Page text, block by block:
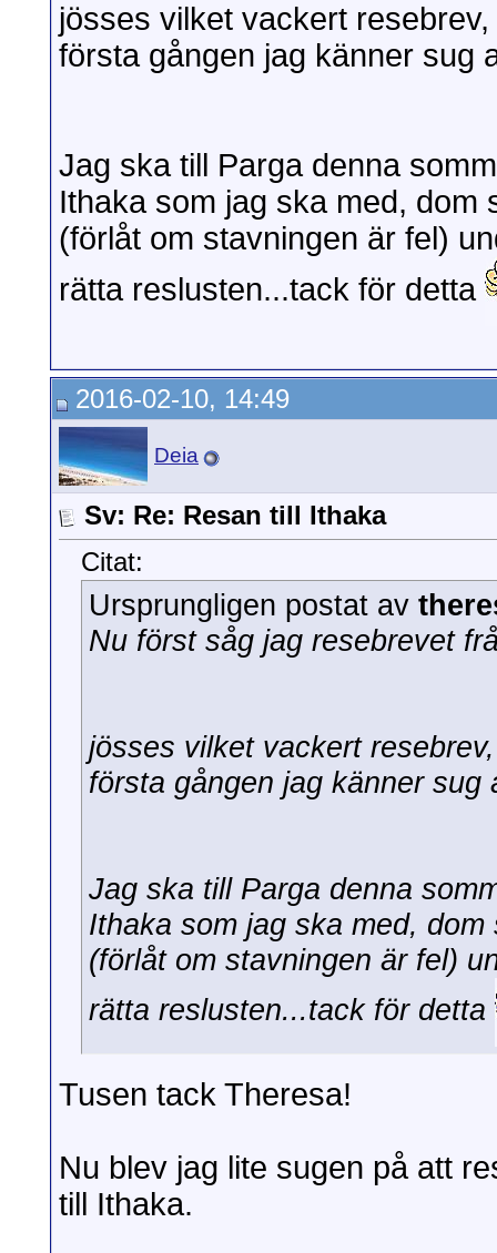
jösses vilket vackert
första gången jag känner sug
Jag ska till Parga denna
Ithaka som jag ska med, dom
(förlåt om stavningen är fel)
rätta reslusten...tack för detta
2016-02-10, 14:49
Deia
Sv: Re: Resan till Ithaka
Citat:
Ursprungligen postat av
Nu först såg jag resebrevet
jösses vilket vackert
första gången jag känner sug
Jag ska till Parga denna
Ithaka som jag ska med,
(förlåt om stavningen är fel)
rätta reslusten...tack för detta
Tusen tack Theresa!
Nu blev jag lite sugen på att
till Ithaka.